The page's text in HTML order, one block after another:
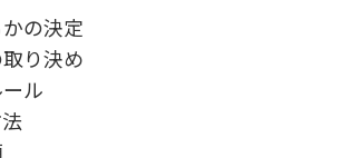
の決定
り決め
ル